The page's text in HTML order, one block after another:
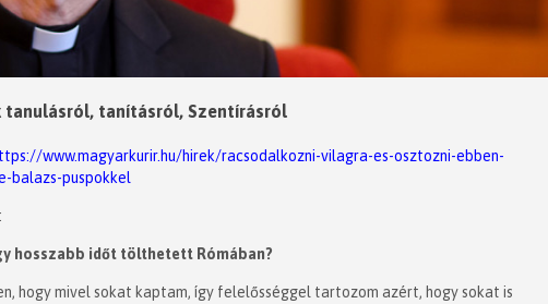
tanulásról, tanításról, Szentírásról
www.magyarkurir.hu/hirek/racsodalkozni-vilagra-es-osztozni-ebben-
balazs-puspokkel
hosszabb időt tölthetett Rómában?
hogy mivel sokat kaptam, így felelősséggel tartozom azért, hogy sokat is